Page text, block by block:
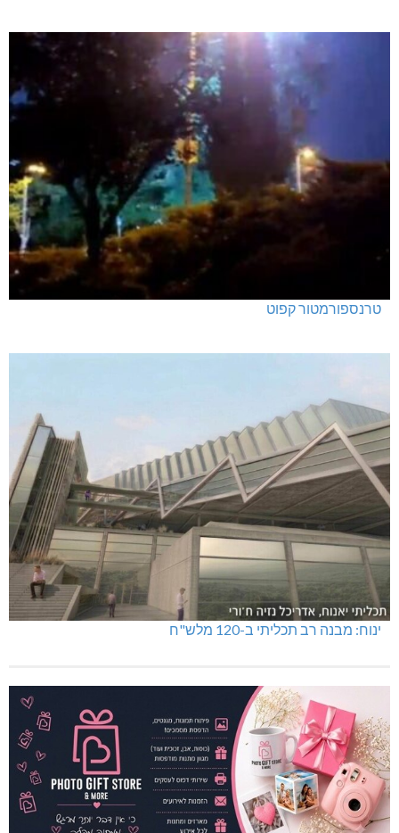
טרנספורמטור קפוט
ינוח: מבנה רב תכליתי ב-120 מלש"ח